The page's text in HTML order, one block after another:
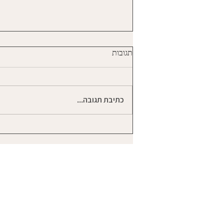
כמה פעמים התאהבת ?
כמה פעמים התאהבת בגבר ? כמה
הלכת לאיבוד בתוך מנעד הרגשות
שהתעוררו בך שם...
תגובות
כתיבת תגובה...